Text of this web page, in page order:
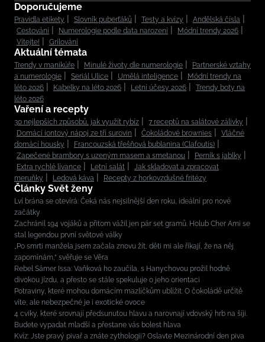
Doporučujeme
Pravidla etikety Slovník puberťáků Testy a kvízy
Andělská čísla
Cestování
Numerologie podle data narození
Módní trendy 2026
Vítejte!
Grilování
Aktuální témata
Trendy v manikúře Minulé životy dle numerologie
Partnerské vztahy
a numerologie
Seriál Ulice Umělá inteligence
Módní trendy na
léto 2026
Kabelky na léto 2026 Letní účesy 2026
Trendy boty na
léto 2026
Vaření a recepty
30 nejlepších způsobů, jak využít rybíz
7 receptů na salátové zálivky
Domácí iontový nápoj ze tří surovin
Čokoládové brownies
Vláčné
domácí housky
Francouzská třešňová bublanina (Clafoutis)
Zapečené brambory s uzeným masem a smetanou
Perník s jablky
Extra rychlé lívance
Letní salát
Jak skladovat a zpracovat
meruňky
Ledová káva Recepty z horkovzdušné fritézy
Články Svět ženy
Lví brána se otevírá: Čeká nás nejsilnější den roku, ideální pro nové
začátky
Zachránil 194 vojáků a přitom vážil jen pár set gramů. Holub Cher Ami se
stal legendou první světové války
„Po smrti manžela jsem začala znovu žít, děti mi ale říkají, že na něj
zapomínám,“ svěřuje se Věra
Rebel Sámer Issa: Vaňková ho zaučila, s Hanychovou prožil hodně
divokou jízdu, a přesto se stále spekuluje o jeho orientaci
Potraviny, které mohou domácím mazlíčkům ublížit: O čokoládě určitě
víte, ale nebezpečné je i exotické ovoce
4 cviky, které srovnají předsunutou hlavu a narovnají vdovský hrb na šíji.
Budete vypadat mladší a přestane vás bolest hlava
Kvíz: Jste pravý pivař a znáte zythologii? Oslavte Mezinárodní den piva